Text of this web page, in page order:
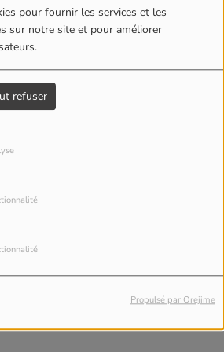
pour fournir les services et les
sur notre site et pour améliorer
refuser
Propulsé par Orejime